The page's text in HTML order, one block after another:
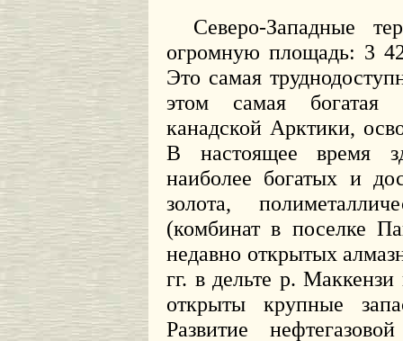
Северо-Западные
огромную площадь: 3
Это самая
этом самая богатая
канадской Арктики,
В настоящее время
наиболее богатых и
золота,
(комбинат в поселке
недавно открытых
гг. в дельте р.
открыты крупные
Развитие